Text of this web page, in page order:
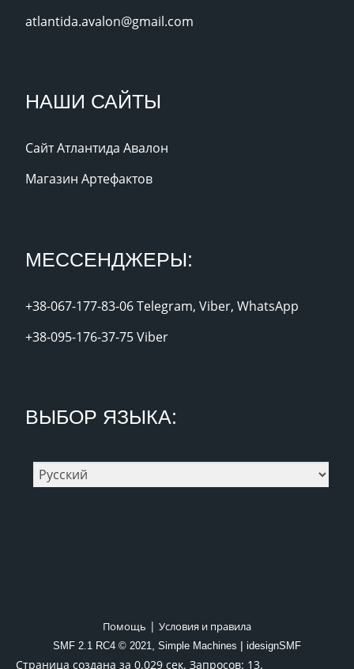
atlantida.avalon@gmail.com
НАШИ САЙТЫ
Сайт Атлантида Авалон
Магазин Артефактов
МЕССЕНДЖЕРЫ:
+38-067-177-83-06 Telegram, Viber, WhatsApp
+38-095-176-37-75 Viber
ВЫБОР ЯЗЫКА:
Помощь | Условия и правила
SMF 2.1 RC4 © 2021, Simple Machines | idesignSMF
Страница создана за 0.029 сек. Запросов: 13.